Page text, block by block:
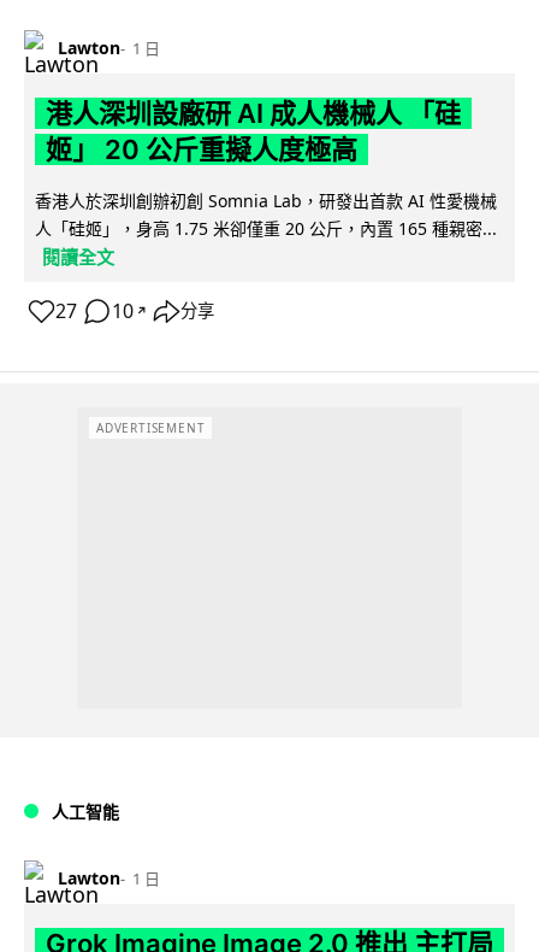
Lawton 1 日
港人深圳設廠研 AI 成人機械人 「硅
姬」 20 公斤重擬人度極高
香港人於深圳創辦初創 Somnia Lab，研發出首款 AI 性愛機械
人「硅姬」，身高 1.75 米卻僅重 20 公斤，內置 165 種親密...
閱讀全文
27 10 ↗ 分享
ADVERTISEMENT
人工智能
Lawton 1 日
Grok Imagine Image 2.0 推出 主打局